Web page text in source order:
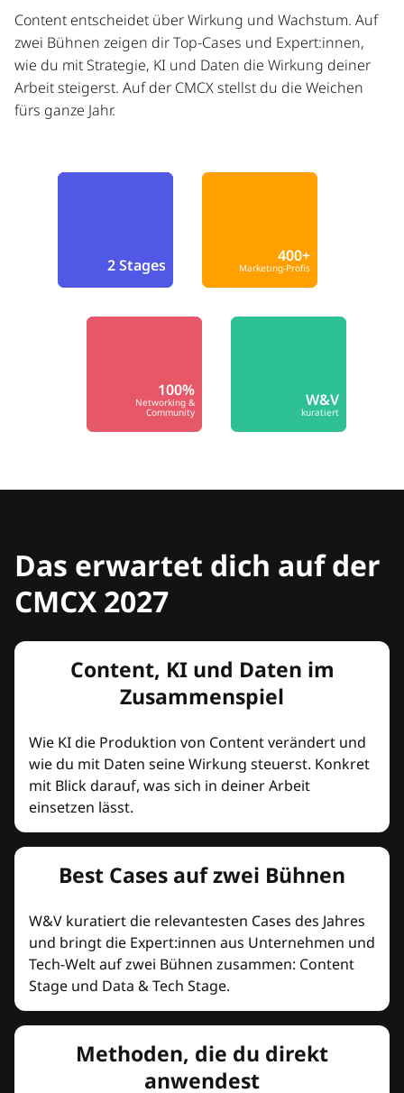
Content entscheidet über Wirkung und Wachstum. Auf
zwei Bühnen zeigen dir Top-Cases und Expert:innen,
wie du mit Strategie, KI und Daten die Wirkung deiner
Arbeit steigerst. Auf der CMCX stellst du die Weichen
fürs ganze Jahr.
2 Stages 400+
Marketing-Profis
100%
Networking &
Community
W&V
kuratiert
Das erwartet dich auf der
CMCX 2027
Content, KI und Daten im
Zusammenspiel
Wie KI die Produktion von Content verändert und
wie du mit Daten seine Wirkung steuerst. Konkret
mit Blick darauf, was sich in deiner Arbeit
einsetzen lässt.
Best Cases auf zwei Bühnen
W&V kuratiert die relevantesten Cases des Jahres
und bringt die Expert:innen aus Unternehmen und
Tech-Welt auf zwei Bühnen zusammen: Content
Stage und Data & Tech Stage.
Methoden, die du direkt
anwendest